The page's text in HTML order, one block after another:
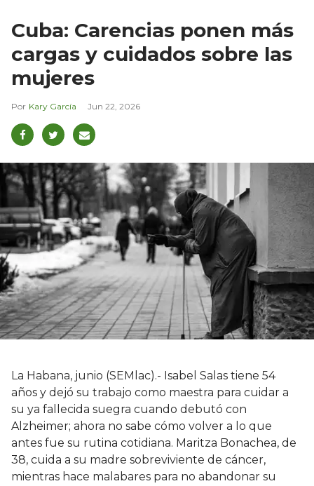
Cuba: Carencias ponen más
cargas y cuidados sobre las
mujeres
Kary García Jun 22, 2026
La Habana, junio (SEMlac).- Isabel Salas tiene 54
años y dejó su trabajo como maestra para cuidar a
su ya fallecida suegra cuando debutó con
Alzheimer; ahora no sabe cómo volver a lo que
antes fue su rutina cotidiana. Maritza Bonachea, de
38, cuida a su madre sobreviviente de cáncer,
mientras hace malabares para no abandonar su